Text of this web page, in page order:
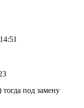
под замену